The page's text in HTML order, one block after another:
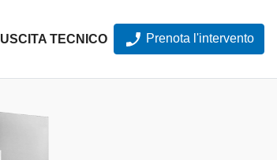
USCITA TECNICO Prenota l'intervento